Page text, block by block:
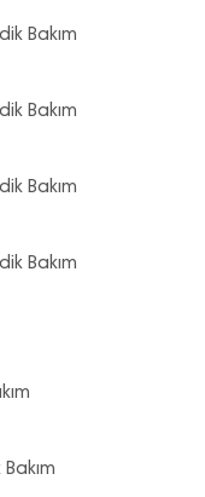
Bakım
Bakım
Bakım
Bakım